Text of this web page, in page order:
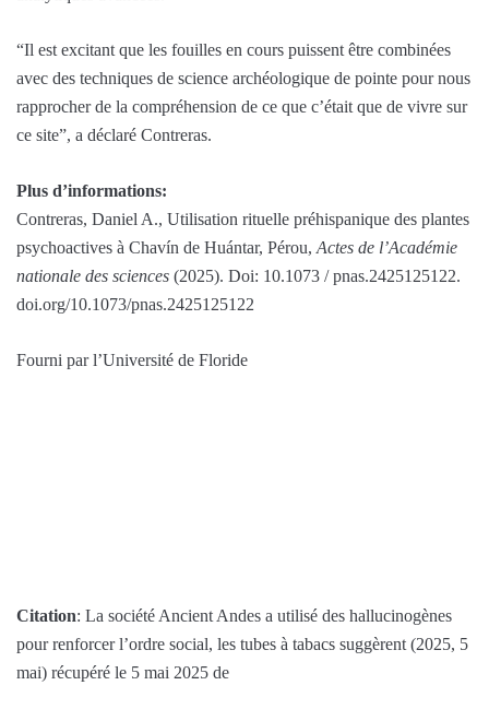
“Il est excitant que les fouilles en cours puissent être combinées
avec des techniques de science archéologique de pointe pour nous
rapprocher de la compréhension de ce que c’était que de vivre sur
ce site”, a déclaré Contreras.
Plus d’informations:
Contreras, Daniel A., Utilisation rituelle préhispanique des plantes
psychoactives à Chavín de Huántar, Pérou, Actes de l’Académie
nationale des sciences (2025). Doi: 10.1073 / pnas.2425125122.
doi.org/10.1073/pnas.2425125122
Fourni par l’Université de Floride
Citation: La société Ancient Andes a utilisé des hallucinogènes
pour renforcer l’ordre social, les tubes à tabacs suggèrent (2025, 5
mai) récupéré le 5 mai 2025 de